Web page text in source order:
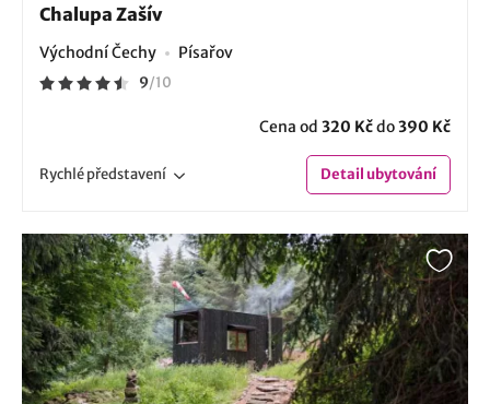
Chalupa Zašív
Východní Čechy Písařov
9/10
Cena od 320 Kčdo390 Kč
Rychlépředstavení Detailubytování